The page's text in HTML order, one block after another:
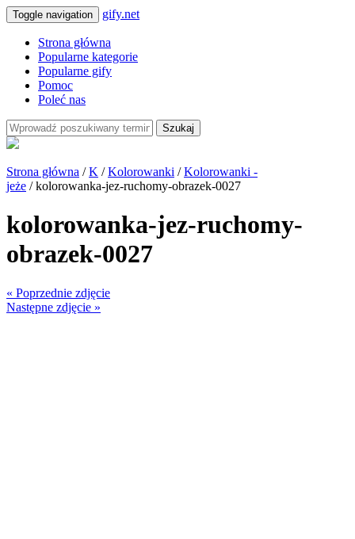
Toggle navigation gify.net
Strona główna
Popularne kategorie
Popularne gify
Pomoc
Poleć nas
Szukaj
Strona główna /K /Kolorowanki /Kolorowanki -
jeże / kolorowanka-jez-ruchomy-obrazek-0027
kolorowanka-jez-ruchomy-
obrazek-0027
« Poprzednie zdjęcie
Następne zdjęcie »